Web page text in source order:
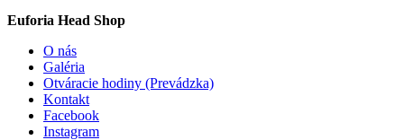
Euforia Head Shop
O nás
Galéria
Otváracie hodiny (Prevádzka)
Kontakt
Facebook
Instagram